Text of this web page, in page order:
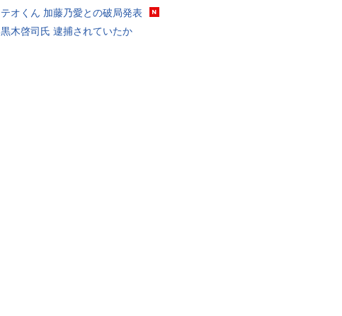
テオくん 加藤乃愛との破局発表
黒木啓司氏 逮捕されていたか